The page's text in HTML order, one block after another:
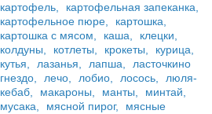
картофель,
картофельная запеканка,
картофельное пюре,
картошка,
картошка с мясом,
каша,
клецки,
колдуны,
котлеты, крокеты,
курица,
кутья,
лазанья, лапша,
ласточкино
гнездо,
лечо, лобио, лосось,
люля-
кебаб,
макароны, манты,
минтай,
мусака,
мясной пирог,
мясные